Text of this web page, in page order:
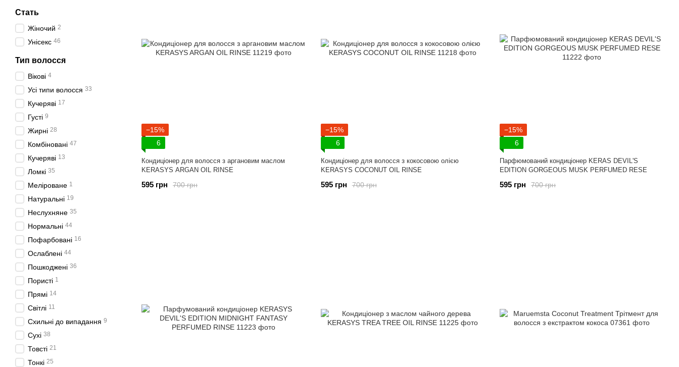
−15%
6
Кондиціонер для волосся з аргановим маслом
KERASYS ARGAN OIL RINSE
700 грн
595 грн
−15%
6
Кондиціонер для волосся з кокосовою олією
KERASYS COCONUT OIL RINSE
700 грн
595 грн
−15%
6
Парфюмований кондиціонер KERAS DEVIL'S
EDITION GORGEOUS MUSK PERFUMED RESE
700 грн
595 грн
Стать
Жіночий 2
Унісекс 46
Тип волосся
Вікові 4
Усі типи волосся 33
Кучеряві 17
Густі 9
Жирні 28
Комбіновані 47
Кучеряві 13
Ломкі 35
Меліроване 1
Натуральні 19
Неслухняне 35
Нормальні 44
Пофарбовані 16
Ослаблені 44
Пошкоджені 36
Пористі 1
Прямі 14
Світлі 11
Схильні до випадання 9
Сухі 38
Товсті 21
Тонкі 25